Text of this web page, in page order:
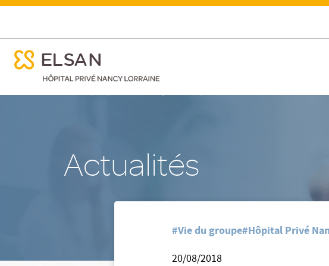
au
La Lettre Médicale des cliniques du Grand Nancy de juin 2018 est en
menu mobile
menu mobile
Actualités
Accueil/Hôpital Privé Nancy Lorraine/Nos actualites/La Lettre
#Vie du groupe#Hôpital Privé
20/08/2018